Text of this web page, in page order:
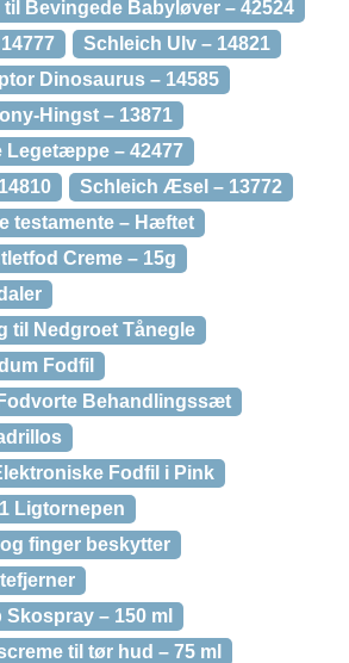
Bevingede Babyløver – 42524
Schleich Ulv – 14821
Dinosaurus – 14585
Hingst – 13871
Legetæppe – 42477
Schleich Æsel – 13772
testamente – Hæftet
Creme – 15g
til Nedgroet Tånegle
Fodfil
Behandlingssæt
Fodfil i Pink
Ligtornepen
finger beskytter
– 150 ml
til tør hud – 75 ml